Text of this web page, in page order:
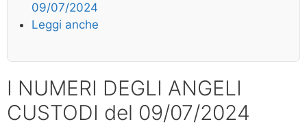
09/07/2024
Leggi anche
I NUMERI DEGLI ANGELI
CUSTODI del 09/07/2024